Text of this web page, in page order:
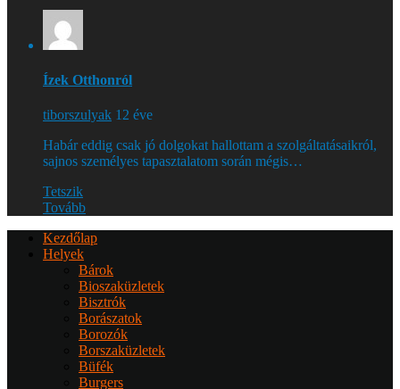
Ízek Otthonról
tiborszulyak 12 éve
Habár eddig csak jó dolgokat hallottam a szolgáltatásaikról,
sajnos személyes tapasztalatom során mégis…
Tetszik
Tovább
Kezdőlap
Helyek
Bárok
Bioszaküzletek
Bisztrók
Borászatok
Borozók
Borszaküzletek
Büfék
Burgers